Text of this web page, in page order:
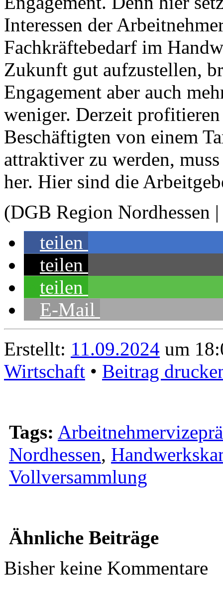
Interessen der
Fachkräftebedarf im
Zukunft gut aufzustellen,
Engagement aber auch
weniger. Derzeit
Beschäftigten von einem
attraktiver zu werden,
her. Hier sind die
(DGB Region Nordhessen
teilen
teilen
teilen
E-Mail
Erstellt: 11.09.2024 um
Wirtschaft • Beitrag
Tags:
Nordhessen,
Vollversammlung
Ähnliche Beiträge
Bisher keine Kommentare